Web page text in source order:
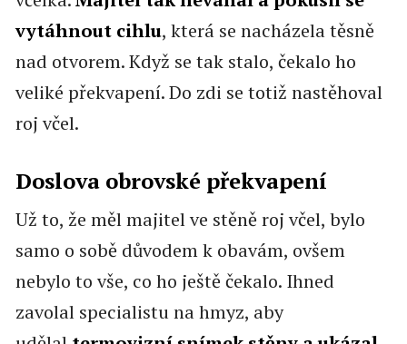
vytáhnout cihlu, která se nacházela těsně
nad otvorem. Když se tak stalo, čekalo ho
veliké překvapení. Do zdi se totiž nastěhoval
roj včel.
Doslova obrovské překvapení
Už to, že měl majitel ve stěně roj včel, bylo
samo o sobě důvodem k obavám, ovšem
nebylo to vše, co ho ještě čekalo. Ihned
zavolal specialistu na hmyz, aby